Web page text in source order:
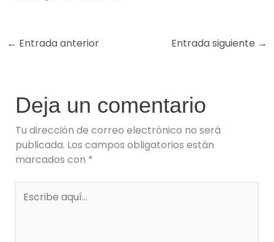
← Entrada anterior Entrada siguiente →
Deja un comentario
Tu dirección de correo electrónico no será
publicada. Los campos obligatorios están
marcados con *
aquí...